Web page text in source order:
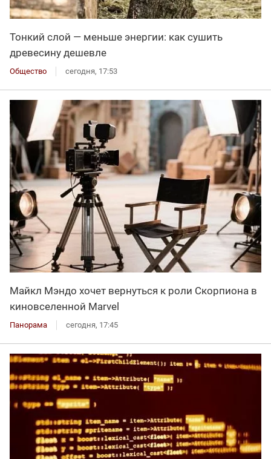
Тонкий слой — меньше энергии: как сушить
древесину дешевле
Общество сегодня, 17:53
Майкл Мэндо хочет вернуться к роли Скорпиона в
киновселенной Marvel
Панорама сегодня, 17:45